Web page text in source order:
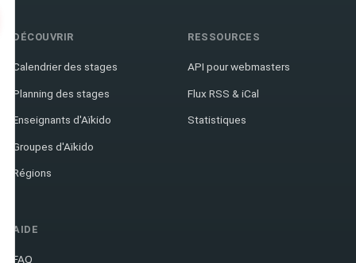
DÉCOUVRIR
Calendrier des stages
Planning des stages
Enseignants d'Aïkido
Groupes d'Aïkido
Régions
RESSOURCES
API pour webmasters
Flux RSS & iCal
Statistiques
AIDE
FAQ